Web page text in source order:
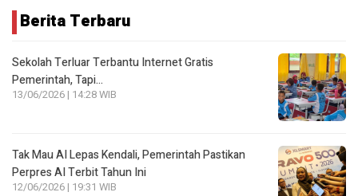
Berita Terbaru
Sekolah Terluar Terbantu Internet Gratis
Pemerintah, Tapi…
13/06/2026 | 14:28 WIB
Tak Mau AI Lepas Kendali, Pemerintah Pastikan
Perpres AI Terbit Tahun Ini
12/06/2026 | 19:31 WIB